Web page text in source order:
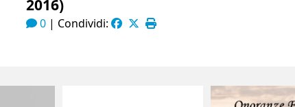
2016)
0 | Condividi: